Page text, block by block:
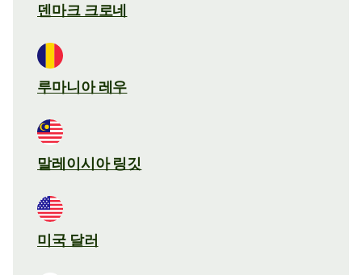
덴마크 크로네
루마니아 레우
말레이시아 링깃
미국 달러